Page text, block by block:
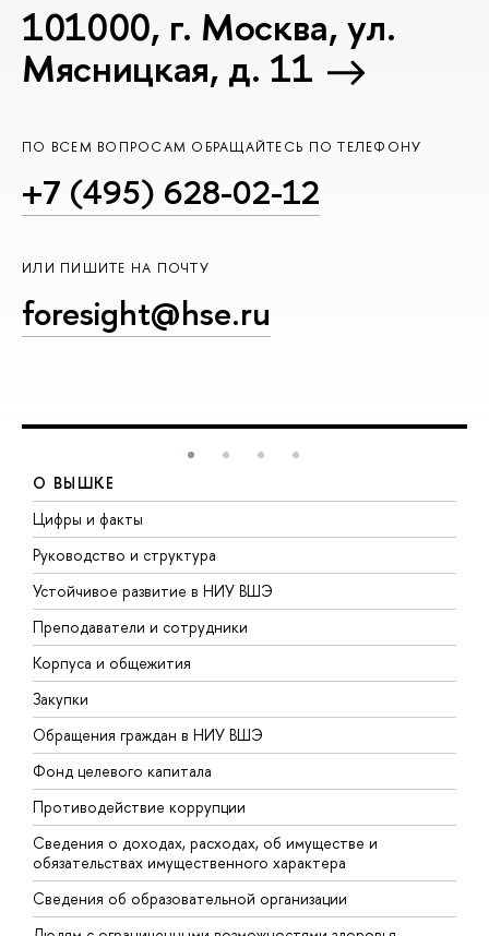
101000, г. Москва, ул.
Мясницкая, д. 11
ПО ВСЕМ ВОПРОСАМ ОБРАЩАЙТЕСЬ ПО ТЕЛЕФОНУ
+7 (495) 628-02-12
ИЛИ ПИШИТЕ НА ПОЧТУ
foresight@hse.ru
О ВЫШКЕ
Цифры и факты
Руководство и структура
Устойчивое развитие в НИУ ВШЭ
Преподаватели и сотрудники
Корпуса и общежития
Закупки
Обращения граждан в НИУ ВШЭ
Фонд целевого капитала
Противодействие коррупции
Сведения о доходах, расходах, об имуществе и
обязательствах имущественного характера
Сведения об образовательной организации